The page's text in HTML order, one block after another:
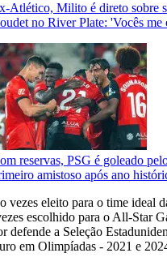
Atlético, Milito é direto sobre
no River Plate: 'Vocês me
reservas, PSG é goleado
amistoso após ano
vezes eleito para o time ideal
escolhido para o All-Star
defende a Seleção
em Olimpíadas - 2021 e